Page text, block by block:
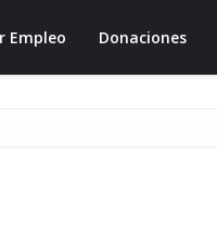
Empleo Donaciones